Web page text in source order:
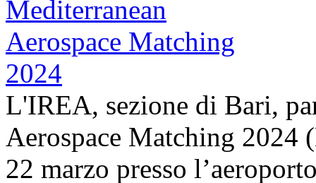
L'IREA, sezione di Bari,
Aerospace Matching
22 marzo presso